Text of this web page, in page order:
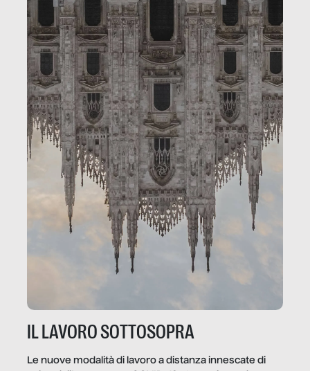
IL LAVORO SOTTOSOPRA
Le nuove modalità di lavoro a distanza innescate di